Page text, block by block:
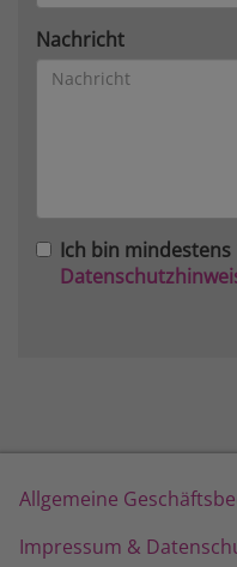
Nachricht
Ich bin mindestens
Allgemeine
Impressum &